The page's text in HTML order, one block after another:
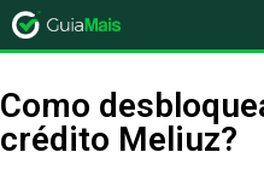
Como
crédito Meliuz?